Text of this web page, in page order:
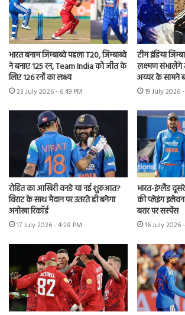
भारत बनाम जिम्बाब्वे पहला T20, जिम्बाब्वे
ने बनाए 125 रन, Team India को जीत के
लिए 126 रनों का लक्ष्य
23 July 2026 - 6:49 PM
टीम इंडिया
लक्ष्मण संभालेंगे
अय्यर के सामने
19 July 2026
रोहित का आखिरी वनडे या नई शुरुआत?
विराट के साथ मैदान पर उतरते ही बनेगा
अनोखा रिकॉर्ड
17 July 2026 - 4:28 PM
भारत-इंग्लैंड
की प्लेइंग इलेवन
बरार पर सस्पेंस
16 July 2026